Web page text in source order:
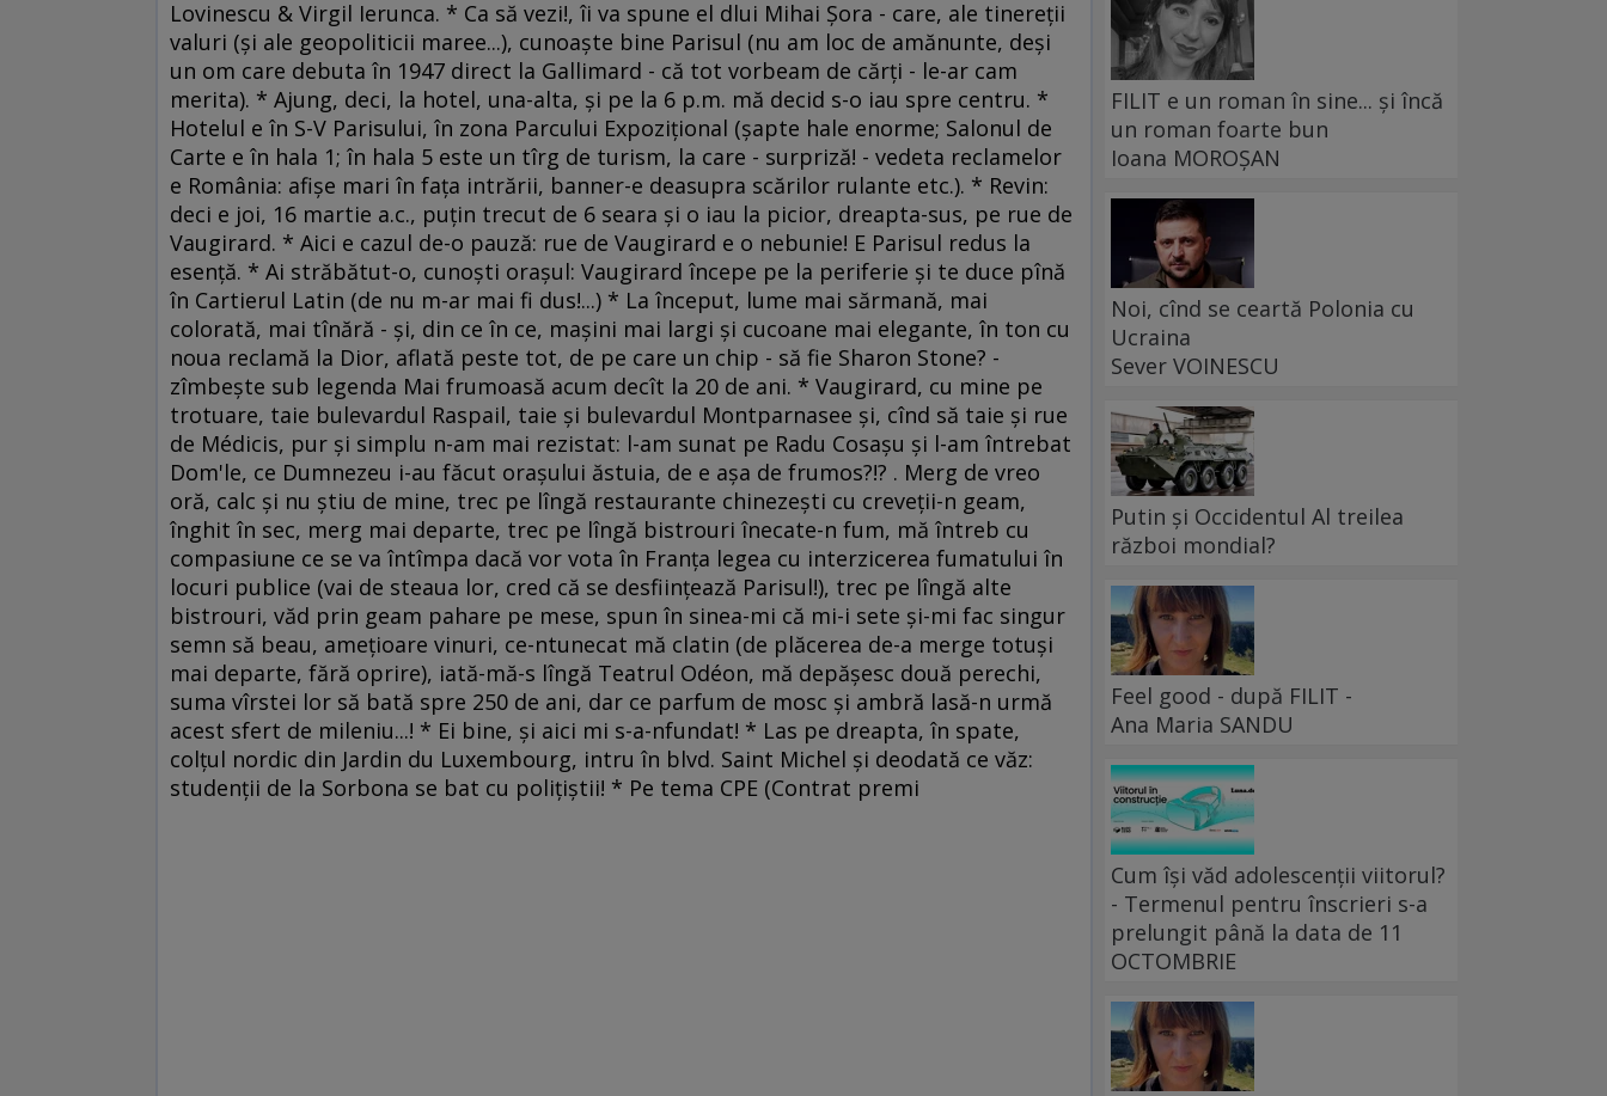
Lovinescu & Virgil Ierunca. * Ca să vezi!, îi va spune el dlui Mihai Şora - care, ale tinereţii
valuri (şi ale geopoliticii maree...), cunoaşte bine Parisul (nu am loc de amănunte, deşi
un om care debuta în 1947 direct la Gallimard - că tot vorbeam de cărţi - le-ar cam
merita). * Ajung, deci, la hotel, una-alta, şi pe la 6 p.m. mă decid s-o iau spre centru. *
Hotelul e în S-V Parisului, în zona Parcului Expoziţional (şapte hale enorme; Salonul de
Carte e în hala 1; în hala 5 este un tîrg de turism, la care - surpriză! - vedeta reclamelor
e România: afişe mari în faţa intrării, banner-e deasupra scărilor rulante etc.). * Revin:
deci e joi, 16 martie a.c., puţin trecut de 6 seara şi o iau la picior, dreapta-sus, pe rue de
Vaugirard. * Aici e cazul de-o pauză: rue de Vaugirard e o nebunie! E Parisul redus la
esenţă. * Ai străbătut-o, cunoşti oraşul: Vaugirard începe pe la periferie şi te duce pînă
în Cartierul Latin (de nu m-ar mai fi dus!...) * La început, lume mai sărmană, mai
colorată, mai tînără - şi, din ce în ce, maşini mai largi şi cucoane mai elegante, în ton cu
noua reclamă la Dior, aflată peste tot, de pe care un chip - să fie Sharon Stone? -
zîmbeşte sub legenda Mai frumoasă acum decît la 20 de ani. * Vaugirard, cu mine pe
trotuare, taie bulevardul Raspail, taie şi bulevardul Montparnasee şi, cînd să taie şi rue
de Médicis, pur şi simplu n-am mai rezistat: l-am sunat pe Radu Cosaşu şi l-am întrebat
Dom'le, ce Dumnezeu i-au făcut oraşului ăstuia, de e aşa de frumos?!? . Merg de vreo
oră, calc şi nu ştiu de mine, trec pe lîngă restaurante chinezeşti cu creveţii-n geam,
înghit în sec, merg mai departe, trec pe lîngă bistrouri înecate-n fum, mă întreb cu
compasiune ce se va întîmpa dacă vor vota în Franţa legea cu interzicerea fumatului în
locuri publice (vai de steaua lor, cred că se desfiinţează Parisul!), trec pe lîngă alte
bistrouri, văd prin geam pahare pe mese, spun în sinea-mi că mi-i sete şi-mi fac singur
semn să beau, ameţioare vinuri, ce-ntunecat mă clatin (de plăcerea de-a merge totuşi
mai departe, fără oprire), iată-mă-s lîngă Teatrul Odéon, mă depăşesc două perechi,
suma vîrstei lor să bată spre 250 de ani, dar ce parfum de mosc şi ambră lasă-n urmă
acest sfert de mileniu...! * Ei bine, şi aici mi s-a-nfundat! * Las pe dreapta, în spate,
colţul nordic din Jardin du Luxembourg, intru în blvd. Saint Michel şi deodată ce văz:
studenţii de la Sorbona se bat cu poliţiştii! * Pe tema CPE (Contrat premi
FILIT e un roman în sine... și încă
un roman foarte bun
Ioana MOROȘAN
Noi, cînd se ceartă Polonia cu
Ucraina
Sever VOINESCU
Putin și Occidentul Al treilea
război mondial?
Feel good - după FILIT -
Ana Maria SANDU
Cum își văd adolescenții viitorul?
- Termenul pentru înscrieri s-a
prelungit până la data de 11
OCTOMBRIE